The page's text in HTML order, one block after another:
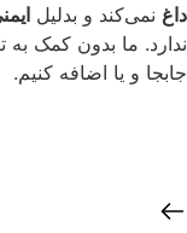
داغ نمی‌کند و بدلیل
ندارد. ما بدون کمک به
جابجا و یا اضافه کنیم.